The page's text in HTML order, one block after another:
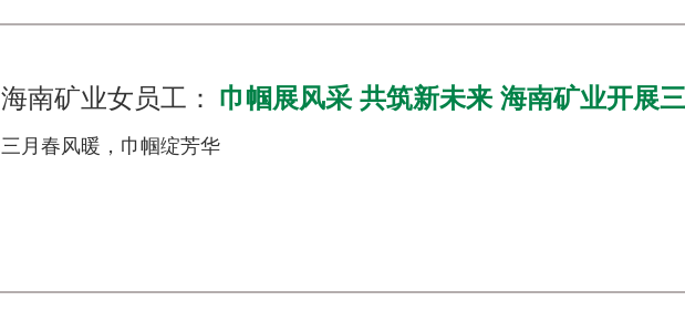
海南矿业女员工： 巾帼展风采 共筑新未来 海南矿业开展
三月春风暖，巾帼绽芳华